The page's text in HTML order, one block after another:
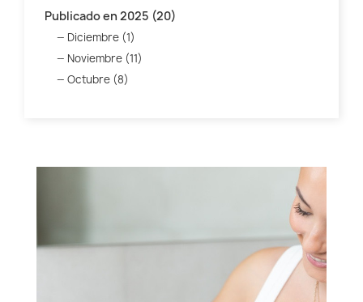
Publicado en 2025 (20)
Diciembre (1)
Noviembre (11)
Octubre (8)